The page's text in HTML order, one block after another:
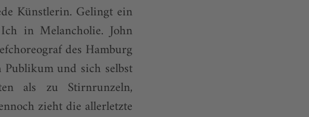
Künstlerin. Gelingt ein
in Melancholie. John
des Hamburg
Publikum und sich selbst
als zu Stirnrunzeln,
zieht die allerletzte